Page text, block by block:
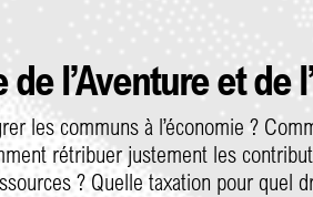
de l’Aventure et de
les communs à l’économie ?
rétribuer justement les
? Quelle taxation pour quel